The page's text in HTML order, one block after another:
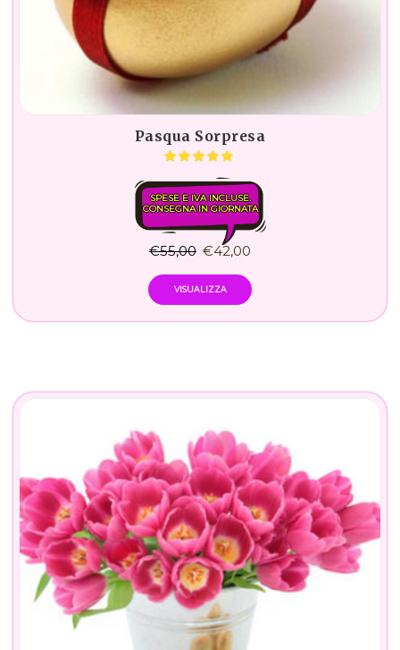
Pasqua Sorpresa
SPESE E IVA INCLUSE.
CONSEGNA IN GIORNATA
€55,00 €42,00
VISUALIZZA